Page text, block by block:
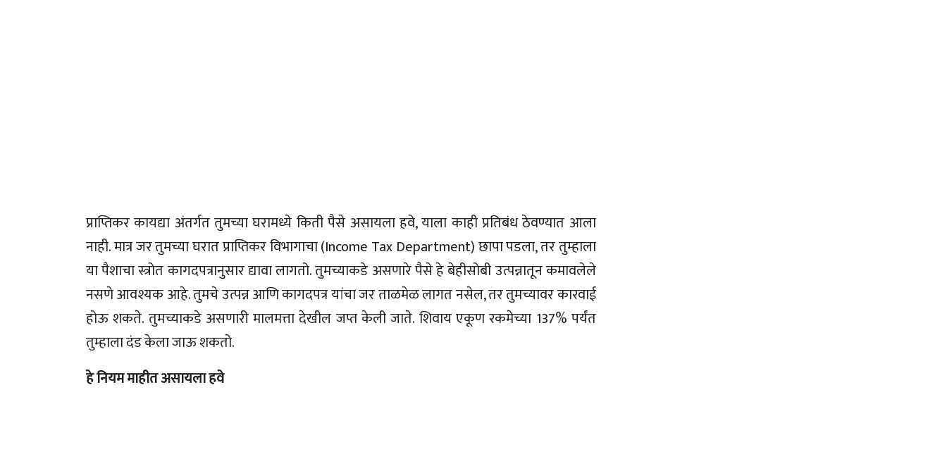
प्राप्तिकर कायद्या अंतर्गत तुमच्या घरामध्ये किती पैसे असायला हवे, याला काही प्रतिबंध ठेवण्यात आला
नाही. मात्र जर तुमच्या घरात प्राप्तिकर विभागाचा (Income Tax Department) छापा पडला, तर तुम्हाला
या पैशाचा स्त्रोत कागदपत्रानुसार द्यावा लागतो. तुमच्याकडे असणारे पैसे हे बेहीसोबी उत्पन्नातून कमावलेले
नसणे आवश्यक आहे. तुमचे उत्पन्न आणि कागदपत्र यांचा जर ताळमेळ लागत नसेल, तर तुमच्यावर कारवाई
होऊ शकते. तुमच्याकडे असणारी मालमत्ता देखील जप्त केली जाते. शिवाय एकूण रकमेच्या 137% पर्यंत
तुम्हाला दंड केला जाऊ शकतो.
हे नियम माहीत असायला हवे